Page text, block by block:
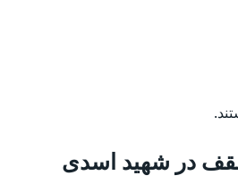
در شهید اسدی